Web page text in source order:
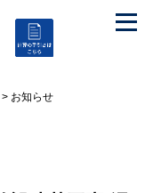
> お知らせ